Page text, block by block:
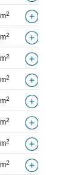
2
2
2
2
2
2
2
2